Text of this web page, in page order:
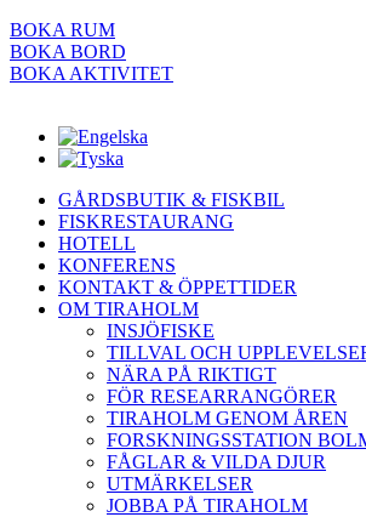
BOKA RUM
BOKA BORD
BOKA AKTIVITET
GÅRDSBUTIK & FISKBIL
FISKRESTAURANG
HOTELL
KONFERENS
KONTAKT & ÖPPETTIDER
OM TIRAHOLM
INSJÖFISKE
TILLVAL OCH
NÄRA PÅ RIKTIGT
FÖR RESEARRANGÖRER
TIRAHOLM GENOM ÅREN
FORSKNINGSSTATION
FÅGLAR & VILDA DJUR
UTMÄRKELSER
JOBBA PÅ TIRAHOLM